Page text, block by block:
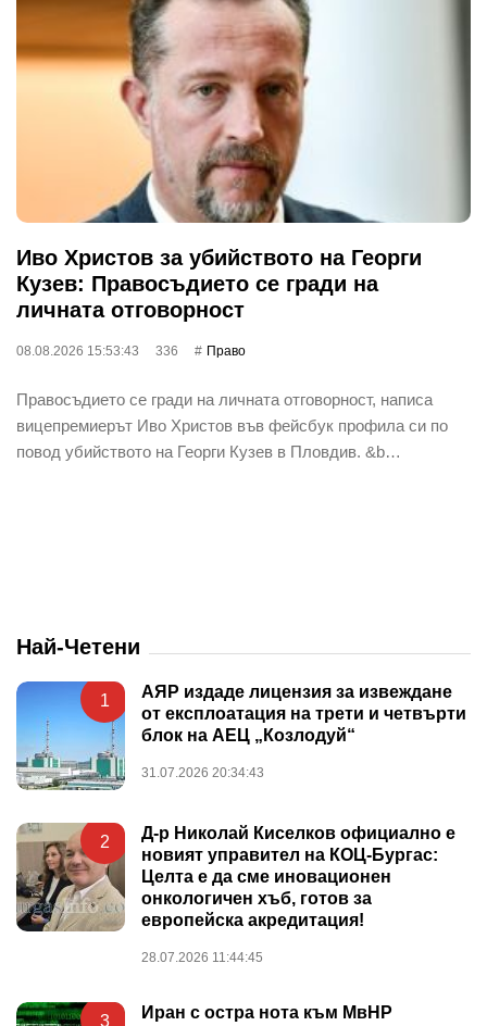
Иво Христов за убийството на Георги
Кузев: Правосъдието се гради на
личната отговорност
08.08.2026 15:53:43 336 Право
Правосъдието се гради на личната отговорност, написа
вицепремиерът Иво Христов във фейсбук профила си по
повод убийството на Георги Кузев в Пловдив. &b…
Най-Четени
1
АЯР издаде лицензия за извеждане
от експлоатация на трети и четвърти
блок на АЕЦ „Козлодуй“
31.07.2026 20:34:43
2
Д-р Николай Киселков официално е
новият управител на КОЦ-Бургас:
Целта е да сме иновационен
онкологичен хъб, готов за
европейска акредитация!
28.07.2026 11:44:45
3 Иран с остра нота към МвНР